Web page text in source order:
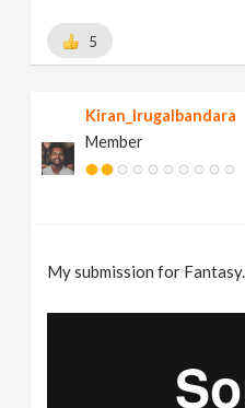
5
Kiran_Irugalbandara
Member
My submission for Fantasy.